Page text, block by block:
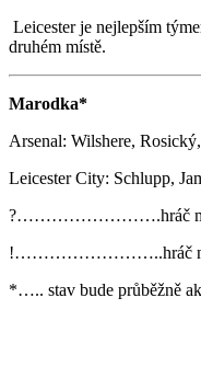
Leicester je nejlepším
druhém místě.
Marodka*
Arsenal: Wilshere,
Leicester City: Schlupp,
?…………………….hráč má
!……………………..hráč
*….. stav bude průběžně